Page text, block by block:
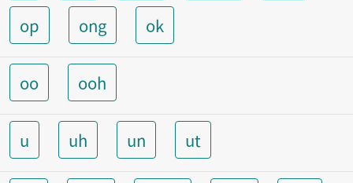
op
ong ok
oo ooh
u uh un ut